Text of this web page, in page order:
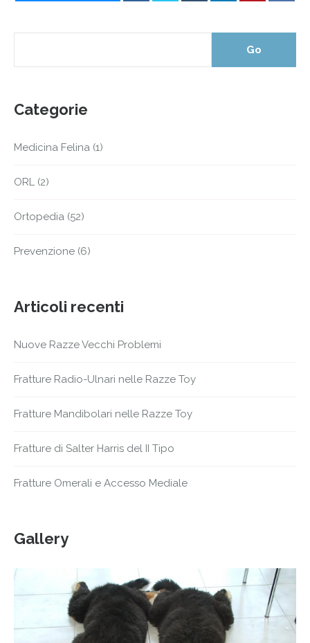
Categorie
Medicina Felina (1)
ORL (2)
Ortopedia (52)
Prevenzione (6)
Articoli recenti
Nuove Razze Vecchi Problemi
Fratture Radio-Ulnari nelle Razze Toy
Fratture Mandibolari nelle Razze Toy
Fratture di Salter Harris del II Tipo
Fratture Omerali e Accesso Mediale
Gallery